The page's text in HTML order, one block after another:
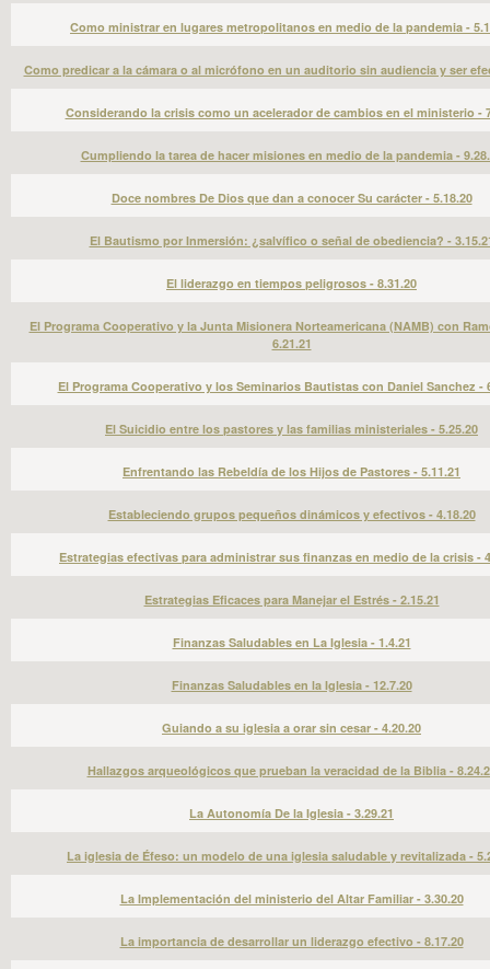
Como ministrar en lugares metropolitanos en medio de la pandemia -
Como predicar a la cámara o al micrófono en un auditorio sin audiencia y ser
Considerando la crisis como un acelerador de cambios en el ministerio -
Cumpliendo la tarea de hacer misiones en medio de la pandemia -
Doce nombres De Dios que dan a conocer Su carácter - 5.18.20
El Bautismo por Inmersión: ¿salvífico o señal de obediencia? -
El liderazgo en tiempos peligrosos - 8.31.20
El Programa Cooperativo y la Junta Misionera Norteamericana (NAMB) con
6.21.21
El Programa Cooperativo y los Seminarios Bautistas con Daniel Sanchez -
El Suicidio entre los pastores y las familias ministeriales - 5.25.20
Enfrentando las Rebeldía de los Hijos de Pastores - 5.11.21
Estableciendo grupos pequeños dinámicos y efectivos - 4.18.20
Estrategias efectivas para administrar sus finanzas en medio de la crisis -
Estrategias Eficaces para Manejar el Estrés - 2.15.21
Finanzas Saludables en La Iglesia - 1.4.21
Finanzas Saludables en la Iglesia - 12.7.20
Guiando a su iglesia a orar sin cesar - 4.20.20
Hallazgos arqueológicos que prueban la veracidad de la Biblia -
La Autonomía De la Iglesia - 3.29.21
La iglesia de Éfeso: un modelo de una iglesia saludable y revitalizada -
La Implementación del ministerio del Altar Familiar - 3.30.20
La importancia de desarrollar un liderazgo efectivo - 8.17.20